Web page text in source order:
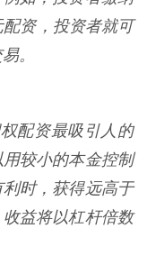
资，投资者就可
。
配资最吸引人的
较小的本金控制
时，获得远高于
益将以杠杆倍数